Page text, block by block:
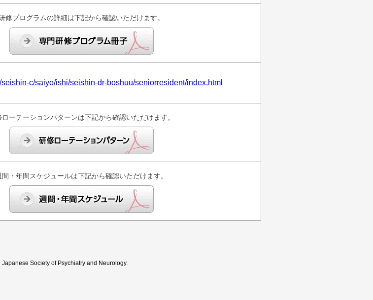
修プログラムの詳細は下記から確認いただけます。
c/saiyo/ishi/seishin-dr-boshuu/seniorresident/index.html
ローテーションパターンは下記から確認いただけます。
間・年間スケジュールは下記から確認いただけます。
Society of Psychiatry and Neurology.